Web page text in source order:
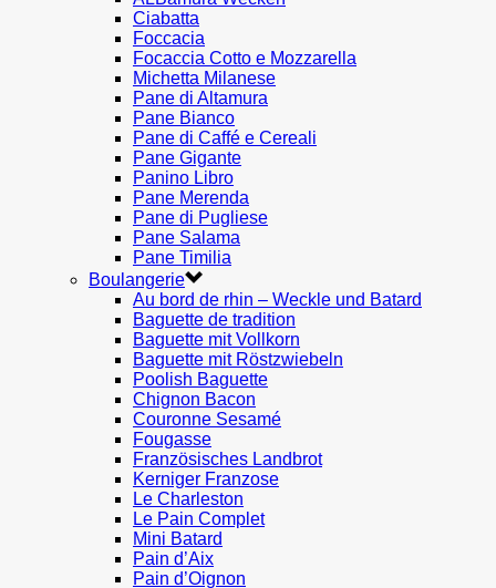
Ciabatta
Foccacia
Focaccia Cotto e Mozzarella
Michetta Milanese
Pane di Altamura
Pane Bianco
Pane di Caffé e Cereali
Pane Gigante
Panino Libro
Pane Merenda
Pane di Pugliese
Pane Salama
Pane Timilia
Boulangerie
Au bord de rhin – Weckle und Batard
Baguette de tradition
Baguette mit Vollkorn
Baguette mit Röstzwiebeln
Poolish Baguette
Chignon Bacon
Couronne Sesamé
Fougasse
Französisches Landbrot
Kerniger Franzose
Le Charleston
Le Pain Complet
Mini Batard
Pain d’Aix
Pain d’Oignon